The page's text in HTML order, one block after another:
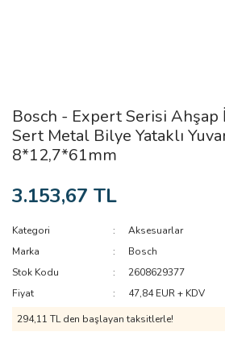
Bosch - Expert Serisi
Sert Metal Bilye Yataklı
8*12,7*61mm
3.153,67 TL
Kategori
Aksesuarlar
Marka
Bosch
Stok Kodu
2608629377
Fiyat
47,84 EUR + KDV
294,11 TL den başlayan taksitlerle!